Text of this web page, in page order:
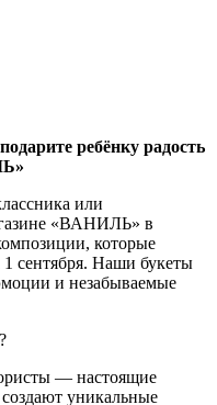
ребёнку радость
или
«ВАНИЛЬ» в
которые
1 сентября. Наши букеты
и незабываемые
— настоящие
создают уникальные